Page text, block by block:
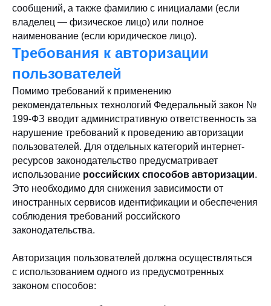
сообщений, а также фамилию с инициалами (если
владелец — физическое лицо) или полное
наименование (если юридическое лицо).
Требования к авторизации
пользователей
Помимо требований к применению
рекомендательных технологий Федеральный закон №
199-ФЗ вводит административную ответственность за
нарушение требований к проведению авторизации
пользователей. Для отдельных категорий интернет-
ресурсов законодательство предусматривает
использование российских способов авторизации.
Это необходимо для снижения зависимости от
иностранных сервисов идентификации и обеспечения
соблюдения требований российского
законодательства.
Авторизация пользователей должна осуществляться
с использованием одного из предусмотренных
законом способов: